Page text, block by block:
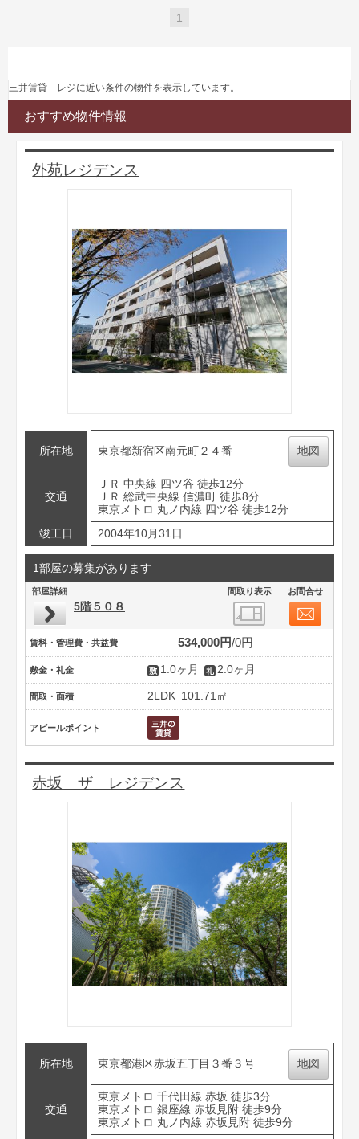
1
三井賃貸 レジに近い条件の物件を表示しています。
おすすめ物件情報
外苑レジデンス
所在地 東京都新宿区南元町２４番 地図
交通
ＪＲ 中央線 四ツ谷 徒歩12分
ＪＲ 総武中央線 信濃町 徒歩8分
東京メトロ 丸ノ内線 四ツ谷 徒歩12分
竣工日
2004年10月31日
1部屋の募集があります
部屋詳細 間取り表示 お問合せ
5階５０８
賃料・管理費・共益費 534,000円 0円
敷金・礼金 1.0ヶ月 2.0ヶ月
間取・面積 2LDK 101.71㎡
アピールポイント
赤坂 ザ レジデンス
所在地 東京都港区赤坂五丁目３番３号 地図
交通
東京メトロ 千代田線 赤坂 徒歩3分
東京メトロ 銀座線 赤坂見附 徒歩9分
東京メトロ 丸ノ内線 赤坂見附 徒歩9分